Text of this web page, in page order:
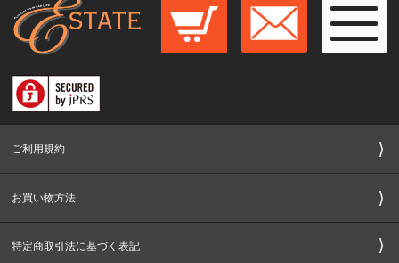
ご利用規約
お買い物方法
特定商取引法に基づく表記